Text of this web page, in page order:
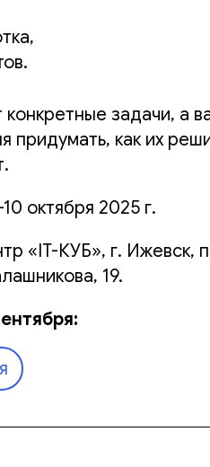
задачи, а
придумать, как их
октября 2025 г.
«IT-КУБ», г. Ижевск,
19.